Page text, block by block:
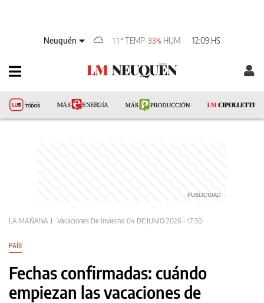
Neuquén 11°TEMP 33% HUM 12:09 HS
LA MAÑANA Vacaciones De Invierno 04 DE JUNIO 2026 - 17:30
PAÍS
Fechas confirmadas: cuándo
empiezan las vacaciones de